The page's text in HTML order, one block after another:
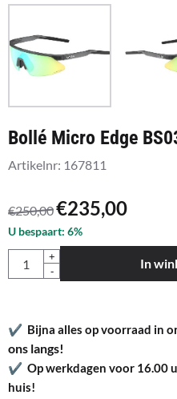
Bollé Micro Edge
Artikelnr: 167811
€250,00€235,00
U bespaart: 6%
Aantal
+
-
In
✔ Bijna alles op voorraad in
ons langs!
✔ Op werkdagen voor 16.00
huis!